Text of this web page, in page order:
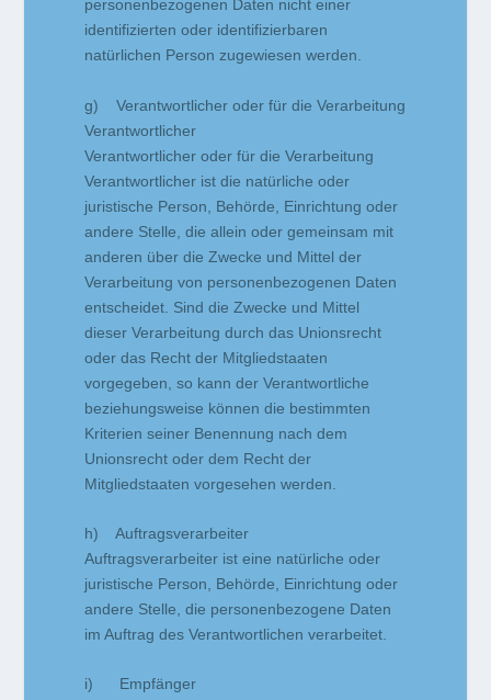
personenbezogenen Daten nicht einer
identifizierten oder identifizierbaren
natürlichen Person zugewiesen werden.
g) Verantwortlicher oder für die Verarbeitung
Verantwortlicher
Verantwortlicher oder für die Verarbeitung
Verantwortlicher ist die natürliche oder
juristische Person, Behörde, Einrichtung oder
andere Stelle, die allein oder gemeinsam mit
anderen über die Zwecke und Mittel der
Verarbeitung von personenbezogenen Daten
entscheidet. Sind die Zwecke und Mittel
dieser Verarbeitung durch das Unionsrecht
oder das Recht der Mitgliedstaaten
vorgegeben, so kann der Verantwortliche
beziehungsweise können die bestimmten
Kriterien seiner Benennung nach dem
Unionsrecht oder dem Recht der
Mitgliedstaaten vorgesehen werden.
h) Auftragsverarbeiter
Auftragsverarbeiter ist eine natürliche oder
juristische Person, Behörde, Einrichtung oder
andere Stelle, die personenbezogene Daten
im Auftrag des Verantwortlichen verarbeitet.
i) Empfänger